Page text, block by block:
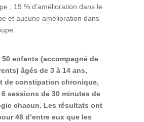
; 19 % d’amélioration dans le
et aucune amélioration dans
50 enfants (accompagné de
âgés de 3 à 14 ans,
de constipation chronique,
sessions de 30 minutes de
chacun. Les résultats ont
48 d’entre eux que les